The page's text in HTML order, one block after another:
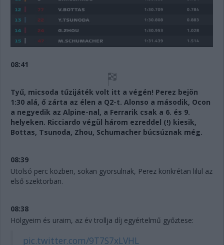
08:41
Tyű, micsoda tűzijáték volt itt a végén! Perez bejön
1:30 alá, ő zárta az élen a Q2-t. Alonso a második, Ocon
a negyedik az Alpine-nal, a Ferrarik csak a 6. és 9.
helyeken. Ricciardo végül három ezreddel (!) kiesik,
Bottas, Tsunoda, Zhou, Schumacher búcsúznak még.
08:39
Utolsó perc közben, sokan gyorsulnak, Perez konkrétan lilul az
első szektorban.
08:38
Hölgyeim és uraim, az év trollja díj egyértelmű győztese:
pic.twitter.com/9T7S7xLVHL